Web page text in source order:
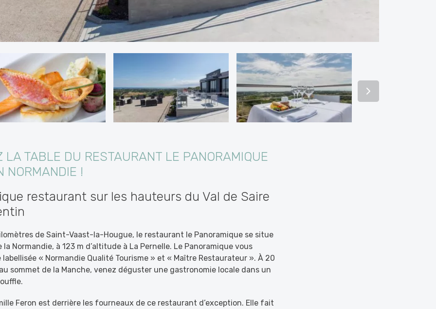
LA TABLE DU RESTAURANT LE PANORAMIQUE
NORMANDIE !
restaurant sur les hauteurs du Val de Saire
de Saint-Vaast-la-Hougue, le restaurant le Panoramique se situe
Normandie, à 123 m d’altitude à La Pernelle. Le Panoramique vous
« Normandie Qualité Tourisme » et « Maître Restaurateur ». À 20
sommet de la Manche, venez déguster une gastronomie locale dans un
Feron est derrière les fourneaux de ce restaurant d’exception. Elle fait